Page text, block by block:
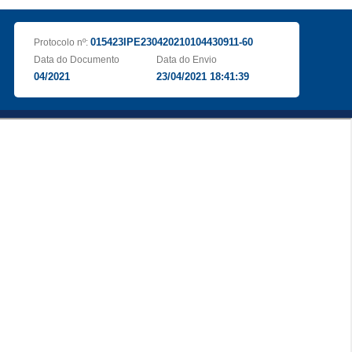
Protocolo nº: 015423IPE230420210104430911-60
Data do Documento
04/2021
Data do Envio
23/04/2021 18:41:39